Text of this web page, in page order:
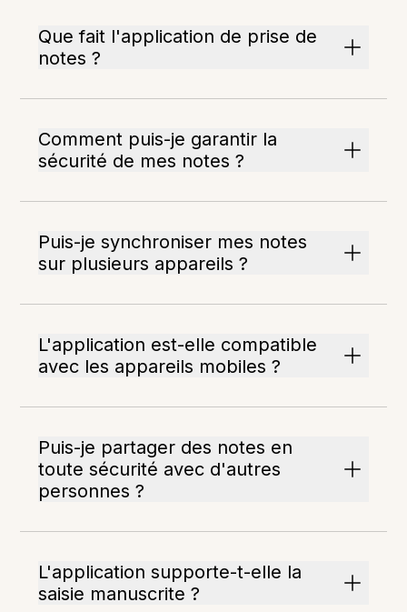
Que fait l'application de prise de
notes ?
Comment puis-je garantir la
sécurité de mes notes ?
Puis-je synchroniser mes notes
sur plusieurs appareils ?
L'application est-elle compatible
avec les appareils mobiles ?
Puis-je partager des notes en
toute sécurité avec d'autres
personnes ?
L'application supporte-t-elle la
saisie manuscrite ?